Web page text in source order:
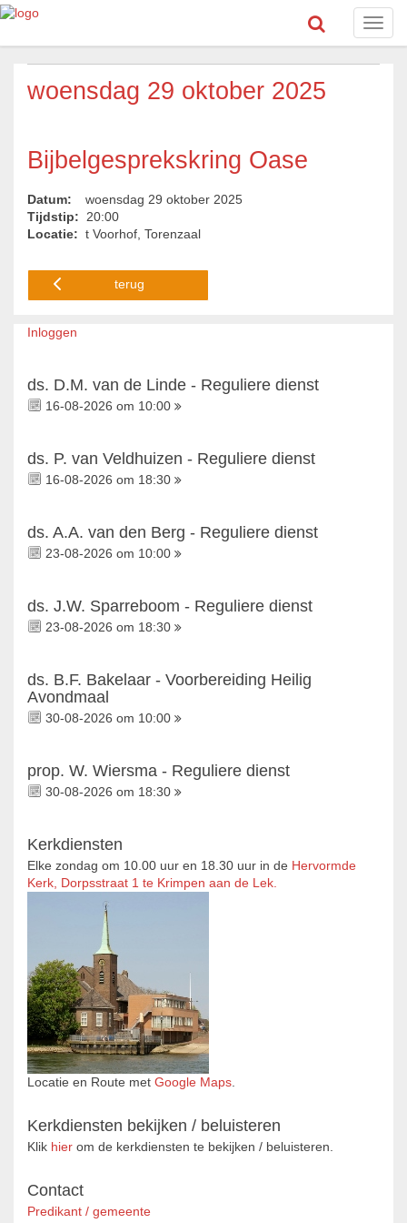
woensdag 29 oktober 2025
Bijbelgesprekskring Oase
Datum:
woensdag 29 oktober 2025
Tijdstip: 20:00
Locatie: t Voorhof, Torenzaal
terug
Inloggen
ds. D.M. van de Linde - Reguliere dienst
16-08-2026 om 10:00
ds. P. van Veldhuizen - Reguliere dienst
16-08-2026 om 18:30
ds. A.A. van den Berg - Reguliere dienst
23-08-2026 om 10:00
ds. J.W. Sparreboom - Reguliere dienst
23-08-2026 om 18:30
ds. B.F. Bakelaar - Voorbereiding Heilig
Avondmaal
30-08-2026 om 10:00
prop. W. Wiersma - Reguliere dienst
30-08-2026 om 18:30
Kerkdiensten
Elke zondag om 10.00 uur en 18.30 uur in de Hervormde
Kerk, Dorpsstraat 1 te Krimpen aan de Lek.
Locatie en Route met Google Maps.
Kerkdiensten bekijken / beluisteren
Klik hier om de kerkdiensten te bekijken / beluisteren.
Contact
Predikant / gemeente